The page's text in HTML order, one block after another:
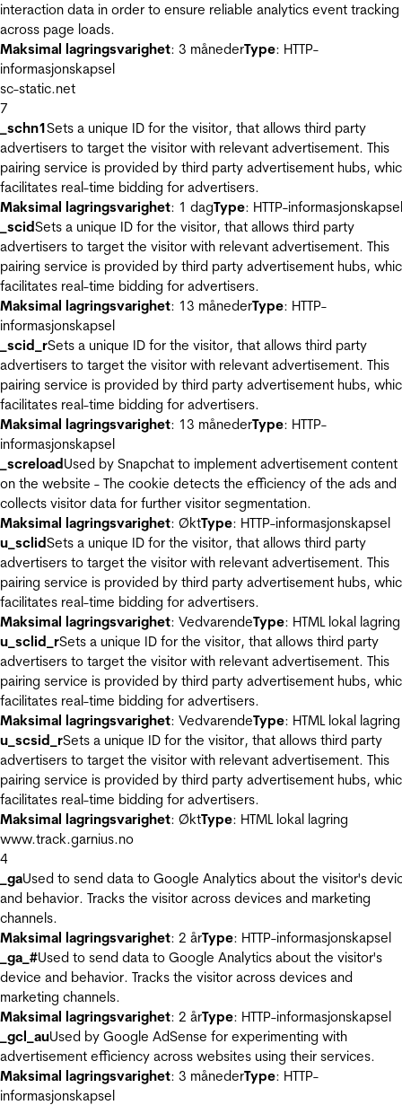
interaction data in order to ensure reliable analytics event tracking
across page loads.
Maksimal lagringsvarighet: 3 månederType: HTTP-
informasjonskapsel
sc-static.net
7
_schn1Sets a unique ID for the visitor, that allows third party
advertisers to target the visitor with relevant advertisement. This
pairing service is provided by third party advertisement hubs,
facilitates real-time bidding for advertisers.
Maksimal lagringsvarighet: 1 dagType: HTTP-informasjonskapsel
_scidSets a unique ID for the visitor, that allows third party
advertisers to target the visitor with relevant advertisement. This
pairing service is provided by third party advertisement hubs,
facilitates real-time bidding for advertisers.
Maksimal lagringsvarighet: 13 månederType: HTTP-
informasjonskapsel
_scid_rSets a unique ID for the visitor, that allows third party
advertisers to target the visitor with relevant advertisement. This
pairing service is provided by third party advertisement hubs,
facilitates real-time bidding for advertisers.
Maksimal lagringsvarighet: 13 månederType: HTTP-
informasjonskapsel
_screloadUsed by Snapchat to implement advertisement content
on the website - The cookie detects the efficiency of the ads and
collects visitor data for further visitor segmentation.
Maksimal lagringsvarighet: ØktType: HTTP-informasjonskapsel
u_sclidSets a unique ID for the visitor, that allows third party
advertisers to target the visitor with relevant advertisement. This
pairing service is provided by third party advertisement hubs,
facilitates real-time bidding for advertisers.
Maksimal lagringsvarighet: VedvarendeType: HTML lokal lagring
u_sclid_rSets a unique ID for the visitor, that allows third party
advertisers to target the visitor with relevant advertisement. This
pairing service is provided by third party advertisement hubs,
facilitates real-time bidding for advertisers.
Maksimal lagringsvarighet: VedvarendeType: HTML lokal lagring
u_scsid_rSets a unique ID for the visitor, that allows third party
advertisers to target the visitor with relevant advertisement. This
pairing service is provided by third party advertisement hubs,
facilitates real-time bidding for advertisers.
Maksimal lagringsvarighet: ØktType: HTML lokal lagring
www.track.garnius.no
4
_gaUsed to send data to Google Analytics about the visitor's
and behavior. Tracks the visitor across devices and marketing
channels.
Maksimal lagringsvarighet: 2 årType: HTTP-informasjonskapsel
_ga_#Used to send data to Google Analytics about the visitor's
device and behavior. Tracks the visitor across devices and
marketing channels.
Maksimal lagringsvarighet: 2 årType: HTTP-informasjonskapsel
_gcl_auUsed by Google AdSense for experimenting with
advertisement efficiency across websites using their services.
Maksimal lagringsvarighet: 3 månederType: HTTP-
informasjonskapsel